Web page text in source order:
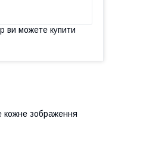
ви можете купити
кожне зображення